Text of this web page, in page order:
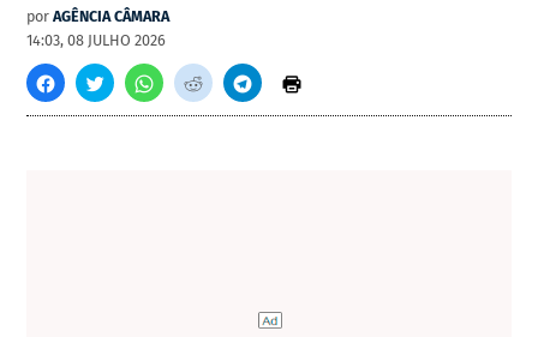
por AGÊNCIA CÂMARA
14:03, 08 JULHO 2026